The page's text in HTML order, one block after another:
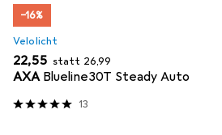
−16%
Velolicht
EUR
22,55 statt EUR
26,99
AXA Blueline30T Steady Auto
13